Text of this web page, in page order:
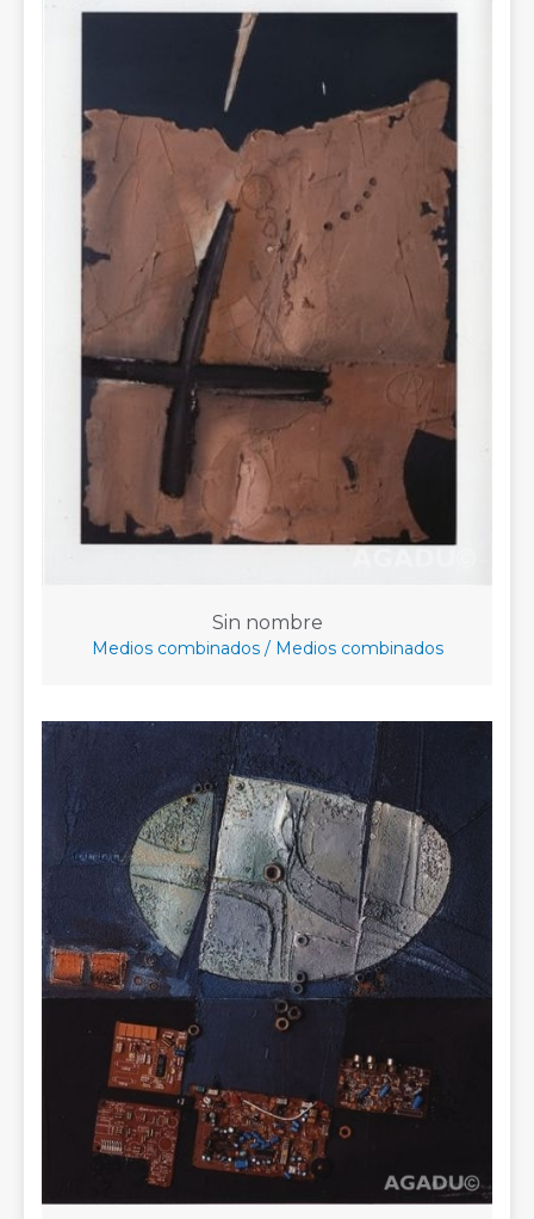
Sin nombre
Medios combinados / Medios combinados